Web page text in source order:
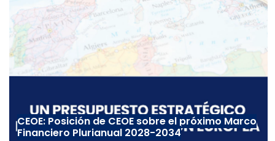
CEOE: Posición de CEOE sobre el próximo Marco
Financiero Plurianual 2028-2034